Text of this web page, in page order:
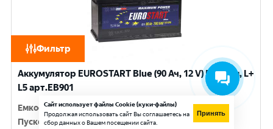
Фильтр
Аккумулятор EUROSTART Blue (90 Ач, 12 V) Прямая, L+
L5 арт.EB901
Емкость:90 Ач
Пусковой ток:720 A
Сайт использует файлы Cookie (куки-файлы)
Продолжая использовать сайт Вы соглашаетесь на
сбор данных о Вашем посещении сайта.
Принять